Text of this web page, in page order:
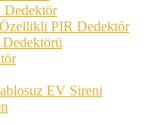
Dedektör
PIR Dedektör
EV Sireni